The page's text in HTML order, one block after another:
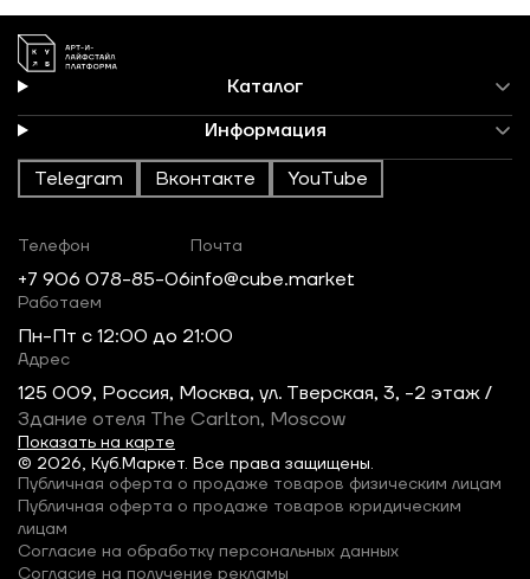
Каталог
Информация
Telegram Вконтакте YouTube
© 2026, Куб.Маркет. Все права защищены.
Телефон
+7 906 078-85-06
Почта
info@cube.market
Работаем
Пн-Пт c 12:00 до 21:00
Адрес
125 009, Россия, Москва, ул. Тверская, 3, -2 этаж /
Здание отеля The Carlton, Moscow
Показать на карте
Публичная оферта о продаже товаров физическим лицам
Публичная оферта о продаже товаров юридическим
лицам
Согласие на обработку персональных данных
Согласие на получение рекламы